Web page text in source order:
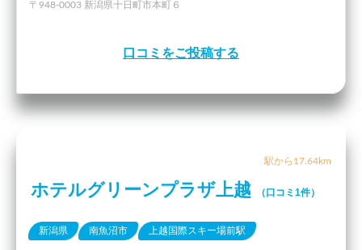
〒948-0003 新潟県十日町市本町６
口コミをご投稿する
駅から17.64km
ホテルグリーンプラザ上越 （口コミ1件）
新潟県 南魚沼市 上越国際スキー場前駅